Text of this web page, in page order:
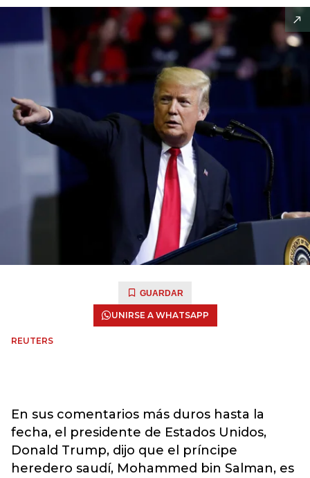
GUARDAR
UNIRSE A WHATSAPP
REUTERS
En sus comentarios más duros hasta la
fecha, el presidente de Estados Unidos,
Donald Trump, dijo que el príncipe
heredero saudí, Mohammed bin Salman, es